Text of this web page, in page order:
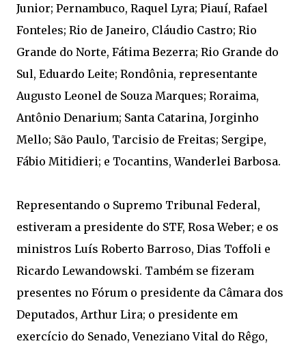
Junior; Pernambuco, Raquel Lyra; Piauí, Rafael
Fonteles; Rio de Janeiro, Cláudio Castro; Rio
Grande do Norte, Fátima Bezerra; Rio Grande do
Sul, Eduardo Leite; Rondônia, representante
Augusto Leonel de Souza Marques; Roraima,
Antônio Denarium; Santa Catarina, Jorginho
Mello; São Paulo, Tarcisio de Freitas; Sergipe,
Fábio Mitidieri; e Tocantins, Wanderlei Barbosa.
Representando o Supremo Tribunal Federal,
estiveram a presidente do STF, Rosa Weber; e os
ministros Luís Roberto Barroso, Dias Toffoli e
Ricardo Lewandowski. Também se fizeram
presentes no Fórum o presidente da Câmara dos
Deputados, Arthur Lira; o presidente em
exercício do Senado, Veneziano Vital do Rêgo,